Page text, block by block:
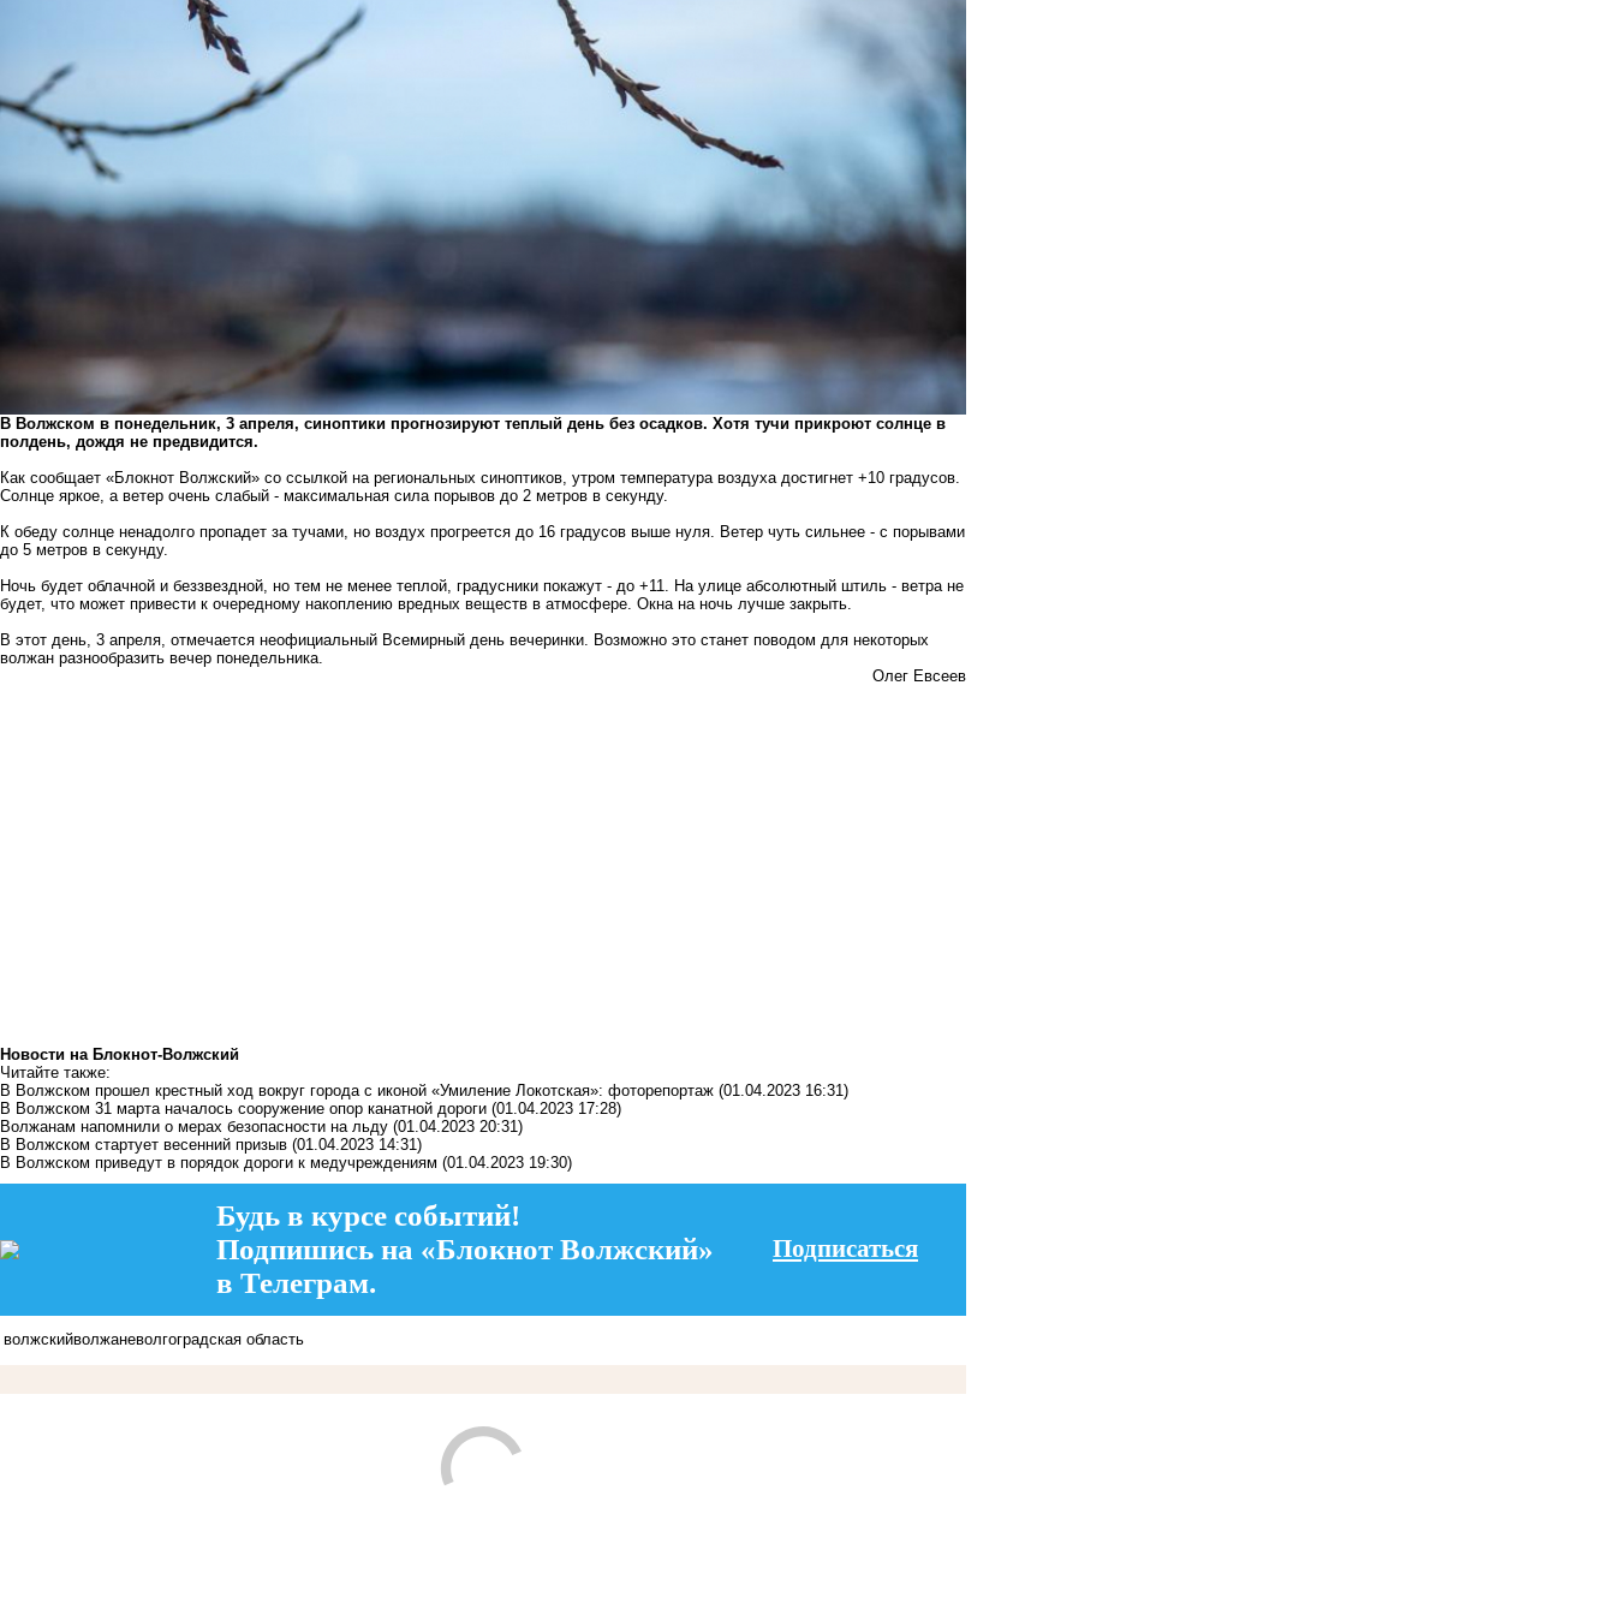
В Волжском в понедельник, 3 апреля, синоптики прогнозируют теплый день без осадков. Хотя тучи прикроют солнце в
полдень, дождя не предвидится.
Как сообщает «Блокнот Волжский» со ссылкой на региональных синоптиков, утром температура воздуха достигнет +10 градусов.
Солнце яркое, а ветер очень слабый - максимальная сила порывов до 2 метров в секунду.
К обеду солнце ненадолго пропадет за тучами, но воздух прогреется до 16 градусов выше нуля. Ветер чуть сильнее - с порывами
до 5 метров в секунду.
Ночь будет облачной и беззвездной, но тем не менее теплой, градусники покажут - до +11. На улице абсолютный штиль - ветра не
будет, что может привести к очередному накоплению вредных веществ в атмосфере. Окна на ночь лучше закрыть.
В этот день, 3 апреля, отмечается неофициальный Всемирный день вечеринки. Возможно это станет поводом для некоторых
волжан разнообразить вечер понедельника.
Олег Евсеев
Новости на Блoкнoт-Волжский
Читайте также:
В Волжском прошел крестный ход вокруг города с иконой «Умиление Локотская»: фоторепортаж (01.04.2023 16:31)
В Волжском 31 марта началось сооружение опор канатной дороги (01.04.2023 17:28)
Волжанам напомнили о мерах безопасности на льду (01.04.2023 20:31)
В Волжском стартует весенний призыв (01.04.2023 14:31)
В Волжском приведут в порядок дороги к медучреждениям (01.04.2023 19:30)
Будь в курсе событий!
Подпишись на «Блокнот Волжский»
в Телеграм.
Подписаться
волжскийволжаневолгоградская область